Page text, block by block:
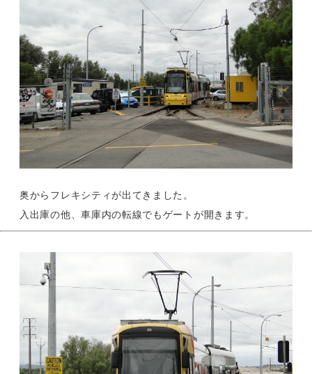
奥からフレキシティが出てきました。
入出庫の他、車庫内の転線でもゲートが開きます。